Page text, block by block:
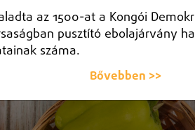
az 1500-at a Kongói
pusztító ebolajárvány
száma.
Bővebben >>